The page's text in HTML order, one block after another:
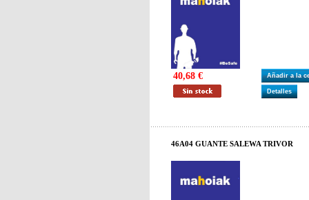
40,68 € Añadir a la
Detalles
46A04 GUANTE SALEWA TRIVOR